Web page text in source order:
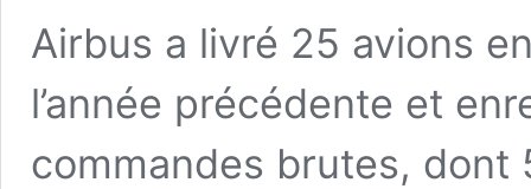
Airbus a livré 25 avions
l’année précédente et
commandes brutes, dont